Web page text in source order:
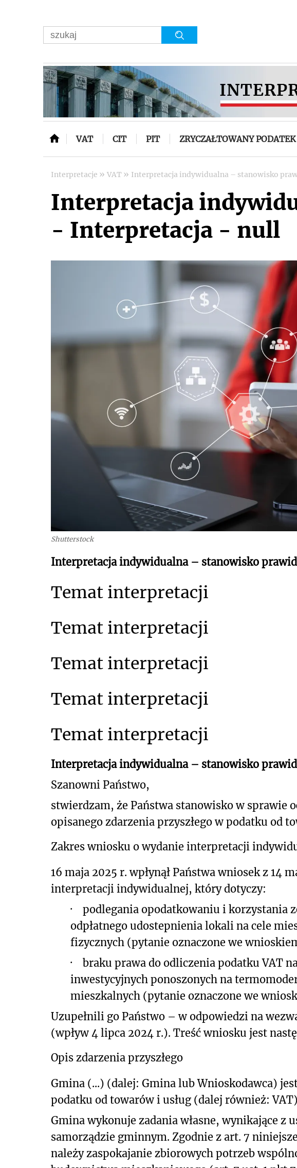
VAT CIT PIT ZRYCZAŁTOWANY
Interpretacje » VAT » Interpretacja indywidualna – stanowisko
Interpretacja
- Interpretacja - null
Shutterstock
Interpretacja indywidualna – stanowisko
Temat interpretacji
Temat interpretacji
Temat interpretacji
Temat interpretacji
Temat interpretacji
Interpretacja indywidualna – stanowisko
Szanowni Państwo,
stwierdzam, że Państwa stanowisko w sprawie
opisanego zdarzenia przyszłego w podatku od
Zakres wniosku o wydanie interpretacji
16 maja 2025 r. wpłynął Państwa wniosek z 14
interpretacji indywidualnej, który dotyczy:
· podlegania opodatkowaniu i korzystania
odpłatnego udostepnienia lokali na cele
fizycznych (pytanie oznaczone we
· braku prawa do odliczenia podatku VAT
inwestycyjnych ponoszonych na
mieszkalnych (pytanie oznaczone we
Uzupełnili go Państwo – w odpowiedzi na
(wpływ 4 lipca 2024 r.). Treść wniosku jest
Opis zdarzenia przyszłego
Gmina (...) (dalej: Gmina lub Wnioskodawca)
podatku od towarów i usług (dalej również:
Gmina wykonuje zadania własne, wynikające z
samorządzie gminnym. Zgodnie z art. 7
należy zaspokajanie zbiorowych potrzeb